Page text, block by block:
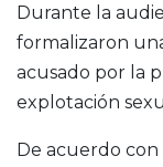
Durante la
formalizaron
acusado por la
explotación
De acuerdo con